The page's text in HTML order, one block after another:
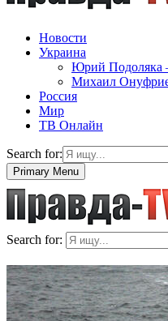
Новости
Украина
Юрий
Михаил
Россия
Мир
ТВ Онлайн
Search for:
Primary Menu
Search for: